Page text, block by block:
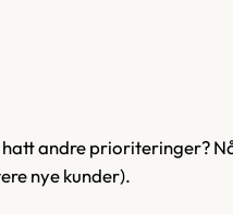
andre prioriteringer?
nye kunder).